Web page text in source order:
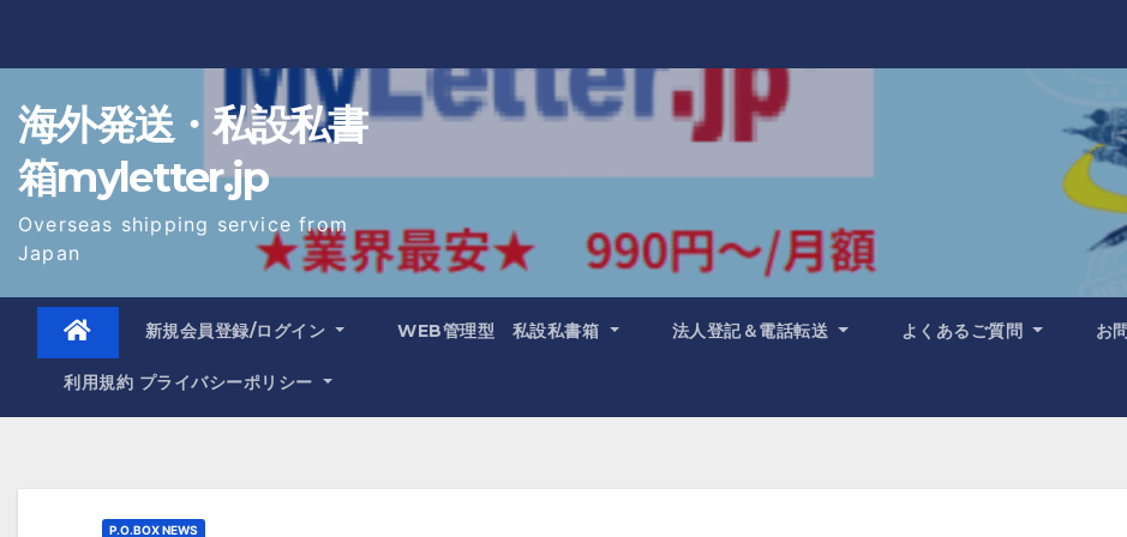
content
海外発送・私設私書
箱myletter.jp
Overseas shipping service from
Japan
新規会員登録/ログイン WEB管理型 私設私書箱 法人登記＆電話転送 よくあるご質問 お
利用規約 プライバシーポリシー
P.O.BOX NEWS